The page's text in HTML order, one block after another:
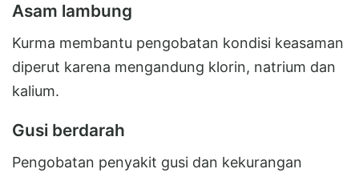
Asam lambung
Kurma membantu pengobatan kondisi keasaman
diperut karena mengandung klorin, natrium dan
kalium.
Gusi berdarah
Pengobatan penyakit gusi dan kekurangan